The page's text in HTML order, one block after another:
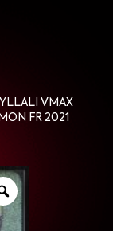
VMAX
FR 2021